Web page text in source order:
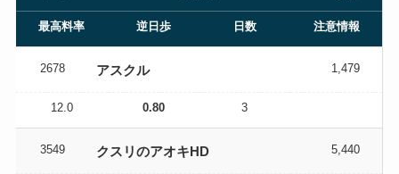
最高料率 逆日歩 日数 注意情報
2678 アスクル 1,479
12.0 0.80 3
3549 クスリのアオキHD 5,440